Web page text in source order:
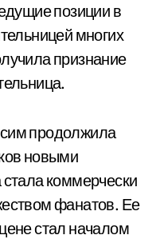
позиции в
многих
признание
продолжила
новыми
коммерчески
фанатов. Ее
стал началом